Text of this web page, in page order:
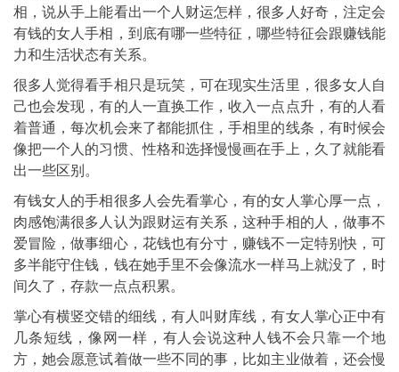
相，说从手上能看出一个人财运怎样，很多人好奇，注定会
有钱的女人手相，到底有哪一些特征，哪些特征会跟赚钱能
力和生活状态有关系。
很多人觉得看手相只是玩笑，可在现实生活里，很多女人自
己也会发现，有的人一直换工作，收入一点点升，有的人看
着普通，每次机会来了都能抓住，手相里的线条，有时候会
像把一个人的习惯、性格和选择慢慢画在手上，久了就能看
出一些区别。
有钱女人的手相很多人会先看掌心，有的女人掌心厚一点，
肉感饱满很多人认为跟财运有关系，这种手相的人，做事不
爱冒险，做事细心，花钱也有分寸，赚钱不一定特别快，可
多半能守住钱，钱在她手里不会像流水一样马上就没了，时
间久了，存款一点点积累。
掌心有横竖交错的细线，有人叫财库线，有女人掌心正中有
几条短线，像网一样，有人会说这种人钱不会只靠一个地
方，她会愿意试着做一些不同的事，比如主业做着，还会慢